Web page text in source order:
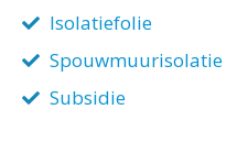
Isolatiefolie
Spouwmuurisolatie
Subsidie